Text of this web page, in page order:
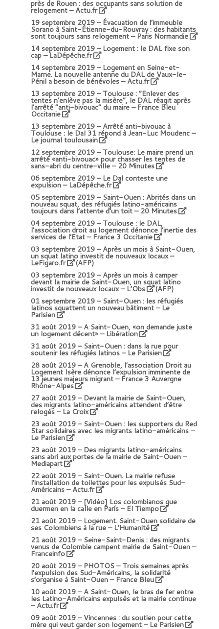
près de Rouen : des occupants sans solution de
relogement – Actu.fr
19 septembre 2019 –Évacuation de l’immeuble
Sorano à Saint-Étienne-du-Rouvray : des habitants
sont toujours sans relogement – Paris Normandie
14 septembre 2019 –Logement : le DAL fixe son
cap – LaDépêche.fr
14 septembre 2019 –Logement en Seine-et-
Marne. La nouvelle antenne du DAL de Vaux-le-
Pénil a besoin de bénévoles – Actu.fr
13 septembre 2019 –Toulouse : “Enlever des
tentes n’enlève pas la misère”, le DAL réagit après
l’arrêté “anti-bivouac” du maire – France Bleu
Occitanie
13 septembre 2019 –Arrêté anti-bivouac à
Toulouse : le Dal 31 répond à Jean-Luc Moudenc –
Le journal toulousain
12 septembre 2019 –Toulouse: Le maire prend un
arrêté «anti-bivouac» pour chasser les tentes de
sans-abri du centre-ville – 20 Minutes
06 septembre 2019 –Le Dal conteste une
expulsion – LaDépêche.fr
05 septembre 2019 –Saint-Ouen : Abrités dans un
nouveau squat, des réfugiés latino-américains
toujours dans l’attente d’un toit – 20 Minutes
04 septembre 2019 –Toulouse : le DAL,
l’association droit au logement dénonce l’inertie des
services de l’Etat – France 3 Occitanie
03 septembre 2019 –Après un mois à Saint-Ouen,
un squat latino investit de nouveaux locaux –
LeFigaro.fr
(AFP)
03 septembre 2019 –Après un mois à camper
devant la mairie de Saint-Ouen, un squat latino
investit de nouveaux locaux – L’Obs
(AFP)
01 septembre 2019 –Saint-Ouen : les réfugiés
latinos squattent un nouveau bâtiment – Le
Parisien
31 août 2019 –A Saint-Ouen, «on demande juste
un logement décent» – Libération
31 août 2019 –Saint-Ouen : dans la rue pour
soutenir les réfugiés latinos – Le Parisien
28 août 2019 –A Grenoble, l’association Droit au
Logement Isère dénonce l’expulsion imminente de
13 jeunes majeurs migrant – France 3 Auvergne
Rhône-Alpes
27 août 2019 –Devant la mairie de Saint-Ouen,
des migrants latino-américains attendent d’être
relogés – La Croix
23 août 2019 –Saint-Ouen : les supporters du Red
Star solidaires avec les migrants latino-américains –
Le Parisien
23 août 2019 –Des migrants latino-américains
sans abri aux portes de la mairie de Saint-Ouen –
Mediapart
22 août 2019 –Saint-Ouen. La mairie refuse
l’installation de toilettes pour les expulsés Sud-
Américains – Actu.fr
21 août 2019 –[Vidéo] Los colombianos que
duermen en la calle en París – El Tiempo
21 août 2019 –Logement. Saint-Ouen solidaire de
ses Colombiens à la rue – L’Humanité
21 août 2019 –Seine-Saint-Denis : des migrants
venus de Colombie campent mairie de Saint-Ouen –
Franceinfo
20 août 2019 –PHOTOS – Trois semaines après
l’expulsion des Sud-Américains, la solidarité
s’organise à Saint-Ouen – France Bleu
10 août 2019 –A Saint-Ouen, le bras de fer entre
les Latino-Américains expulsés et la mairie continue
– Actu.fr
09 août 2019 –Vincennes : du soutien pour cette
mère qui veut garder son logement – Le Parisien